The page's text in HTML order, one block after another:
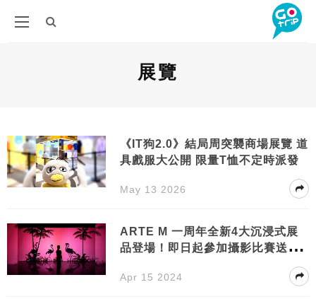
展覽
《IT狗2.0》結局周突襲商場展覽 道
具戲服大公開 限量T恤不定時派發
May 13 2026
ARTE M 一周年全新4大沉浸式展
品登場！即日起參加攝影比賽送首
Apr 15 2024